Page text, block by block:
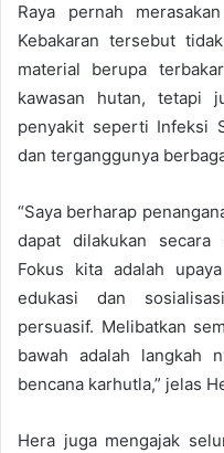
Raya pernah
Kebakaran tersebut
material berupa
kawasan hutan, tetapi
penyakit seperti Infeksi
dan terganggunya
“Saya berharap
dapat dilakukan
Fokus kita adalah
edukasi dan
persuasif. Melibatkan
bawah adalah langkah
bencana karhutla,” jelas
Hera juga mengajak